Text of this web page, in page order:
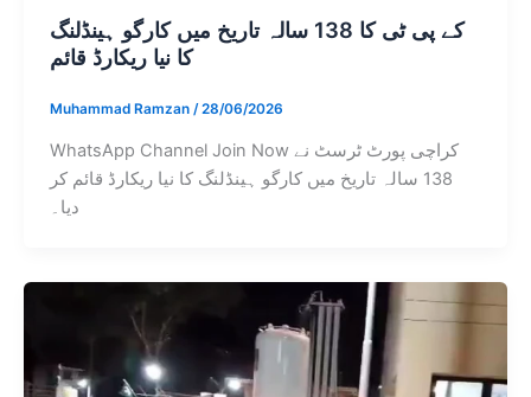
کے پی ٹی کا 138 سالہ تاریخ میں کارگو ہینڈلنگ
کا نیا ریکارڈ قائم
Muhammad Ramzan /28/06/2026
WhatsApp Channel Join Now کراچی پورٹ ٹرسٹ نے
138 سالہ تاریخ میں کارگو ہینڈلنگ کا نیا ریکارڈ قائم کر
دیا۔